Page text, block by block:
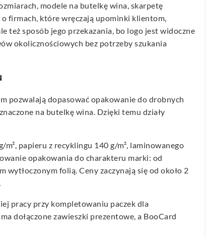
modele na butelkę wina, skarpetę
firmach, które wręczają upominki klientom,
też sposób jego przekazania, bo logo jest widoczne
okolicznościowych bez potrzeby szukania
pozwalają dopasować opakowanie do drobnych
na butelkę wina. Dzięki temu działy
papieru z recyklingu 140 g/m², laminowanego
opakowania do charakteru marki: od
folią. Ceny zaczynają się od około 2
pracy przy kompletowaniu paczek dla
dołączone zawieszki prezentowe, a BooCard